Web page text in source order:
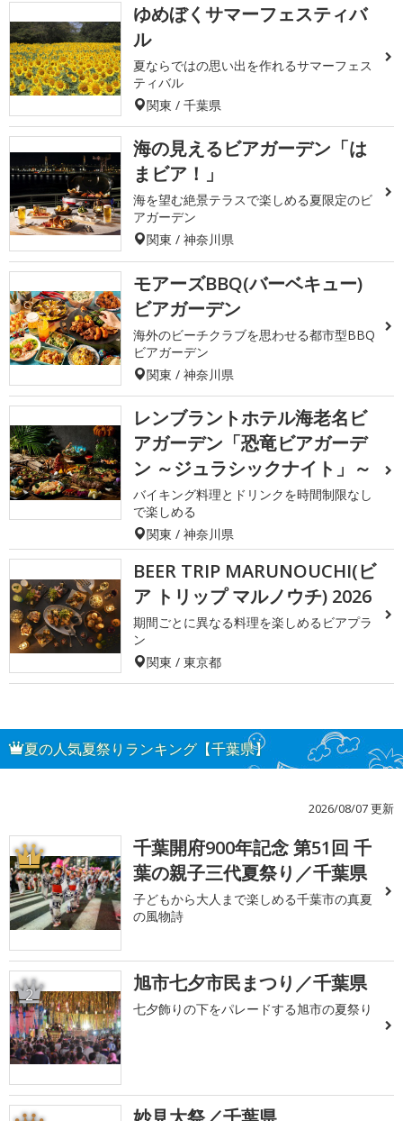
ゆめぼくサマーフェスティバ
ル
夏ならではの思い出を作れるサマーフェス
ティバル
関東 / 千葉県
海の見えるビアガーデン「は
まビア！」
海を望む絶景テラスで楽しめる夏限定のビ
アガーデン
関東 / 神奈川県
モアーズBBQ(バーベキュー)
ビアガーデン
海外のビーチクラブを思わせる都市型BBQ
ビアガーデン
関東 / 神奈川県
レンブラントホテル海老名ビ
アガーデン「恐竜ビアガーデ
ン ～ジュラシックナイト」～
バイキング料理とドリンクを時間制限なし
で楽しめる
関東 / 神奈川県
BEER TRIP MARUNOUCHI(ビ
ア トリップ マルノウチ) 2026
期間ごとに異なる料理を楽しめるビアプラ
ン
関東 / 東京都
夏の人気夏祭りランキング【千葉県】
2026/08/07 更新
1
千葉開府900年記念 第51回 千
葉の親子三代夏祭り／千葉県
子どもから大人まで楽しめる千葉市の真夏
の風物詩
2 旭市七夕市民まつり／千葉県
七夕飾りの下をパレードする旭市の夏祭り